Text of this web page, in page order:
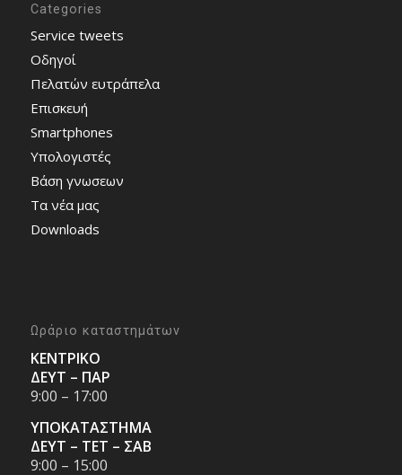
Categories
Service tweets
Οδηγοί
Πελατών ευτράπελα
Επισκευή
Smartphones
Υπολογιστές
Bάση γνωσεων
Τα νέα μας
Downloads
Ωράριο καταστημάτων
ΚΕΝΤΡΙΚΟ
ΔΕΥΤ – ΠΑΡ
9:00 – 17:00
ΥΠΟΚΑΤΑΣΤΗΜΑ
ΔΕΥΤ – ΤΕΤ – ΣΑΒ
9:00 – 15:00